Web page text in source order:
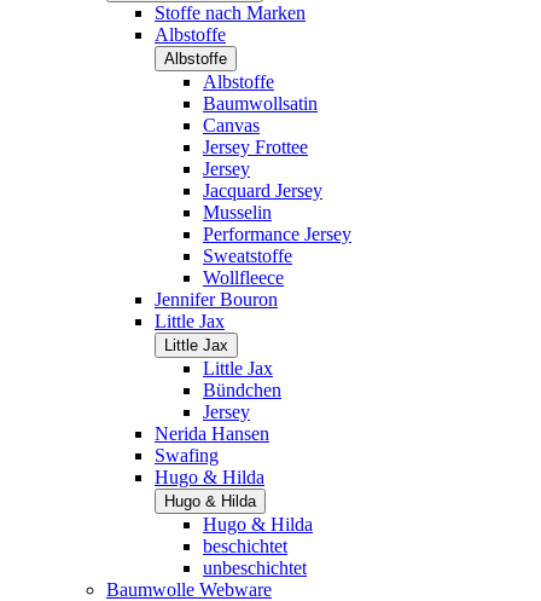
Stoffe nach Marken
Albstoffe
Albstoffe
Albstoffe
Baumwollsatin
Canvas
Jersey Frottee
Jersey
Jacquard Jersey
Musselin
Performance Jersey
Sweatstoffe
Wollfleece
Jennifer Bouron
Little Jax
Little Jax
Little Jax
Bündchen
Jersey
Nerida Hansen
Swafing
Hugo & Hilda
Hugo & Hilda
Hugo & Hilda
beschichtet
unbeschichtet
Baumwolle Webware